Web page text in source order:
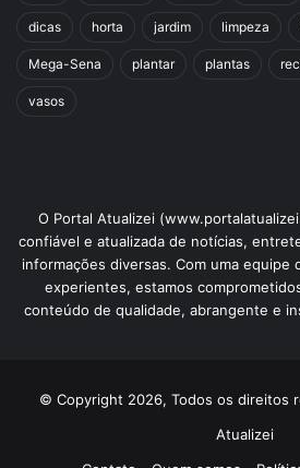
dicas horta jardim limpeza
Mega-Sena plantar plantas
vasos
O Portal Atualizei
confiável e atualizada de notícias,
informações diversas. Com uma equipe
experientes, estamos
conteúdo de qualidade, abrangente e
© Copyright 2026, Todos os direitos
Atualizei